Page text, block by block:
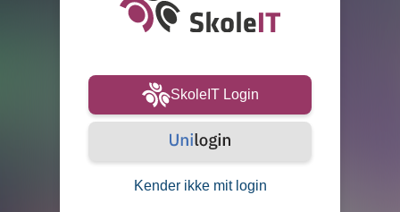
SkoleIT Login
Kender ikke mit login